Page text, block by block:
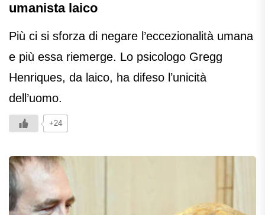
umanista laico
Più ci si sforza di negare l’eccezionalità umana
e più essa riemerge. Lo psicologo Gregg
Henriques, da laico, ha difeso l’unicità
dell’uomo.
+24